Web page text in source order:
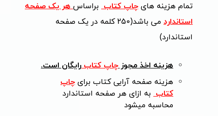
تمام هزینه های چاپ کتاب براساسهر یک صفحه
استاندارد
می باشد(250 کلمه در یک صفحه
استاندارد)
هزینه اخذ مجوزچاپ کتابرایگان است.
هزینه صفحه آرایی کتاب برای چاپ
کتاببه ازای هر صفحه استاندارد
محاسبه میشود